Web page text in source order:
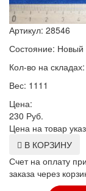
Артикул: 28546
Состояние: Новый
Кол-во на
Вес: 1111
Цена:
230 Руб.
Цена на товар
В КОРЗИНУ
Счет на оплату
заказа через